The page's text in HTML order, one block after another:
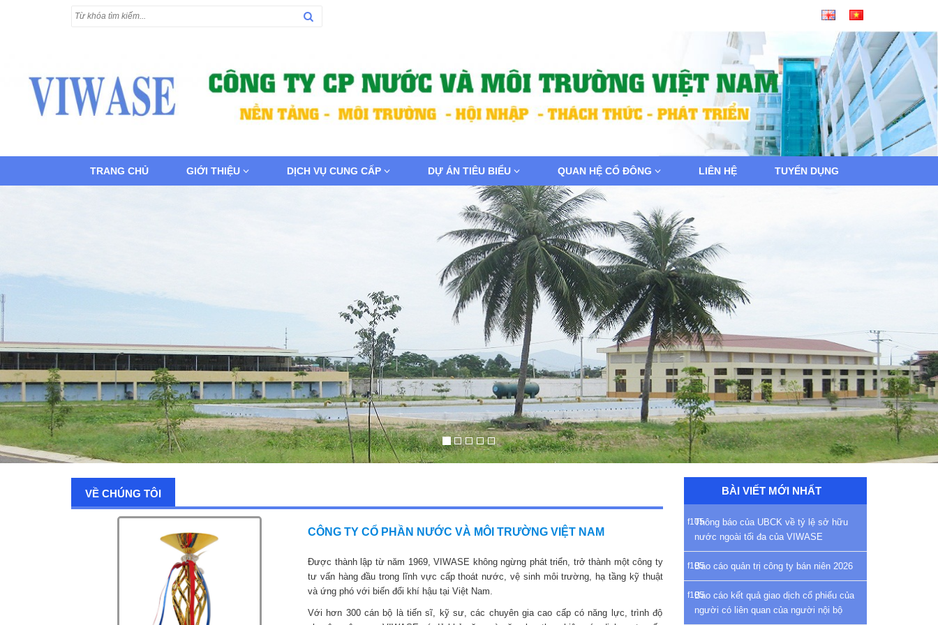
TRANG CHỦ GIỚI THIỆU DỊCH VỤ CUNG CẤP DỰ ÁN TIÊU BIỂU QUAN HỆ CỔ ĐÔNG LIÊN HỆ TUYỂN DỤNG
VỀ CHÚNG TÔI
CÔNG TY CỔ PHẦN NƯỚC VÀ MÔI TRƯỜNG VIỆT NAM
Được thành lập từ năm 1969, VIWASE không ngừng phát triển, trở thành một công ty
tư vấn hàng đầu trong lĩnh vực cấp thoát nước, vệ sinh môi trường, hạ tầng kỹ thuật
và ứng phó với biến đổi khí hậu tại Việt Nam.
Với hơn 300 cán bộ là tiến sĩ, kỹ sư, các chuyên gia cao cấp có năng lực, trình độ
BÀI VIẾT MỚI NHẤT
Thông báo của UBCK về tỷ lệ sở hữu
nước ngoài tối đa của VIWASE
Báo cáo quản trị công ty bán niên 2026
Báo cáo kết quả giao dịch cổ phiếu của
người có liên quan của người nội bộ